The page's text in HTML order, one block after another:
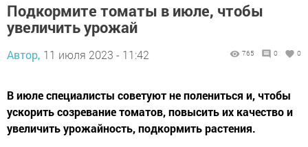
Подкормите томаты в июле, чтобы
увеличить урожай
Автор, 11 июля 2023 - 11:42 765 0 0
В июле специалисты советуют не полениться и, чтобы
ускорить созревание томатов, повысить их качество и
увеличить урожайность, подкормить растения.